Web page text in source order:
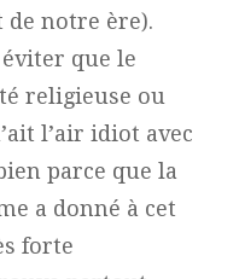
de notre ère).
que le
religieuse ou
l’air idiot avec
parce que la
a donné à cet
forte